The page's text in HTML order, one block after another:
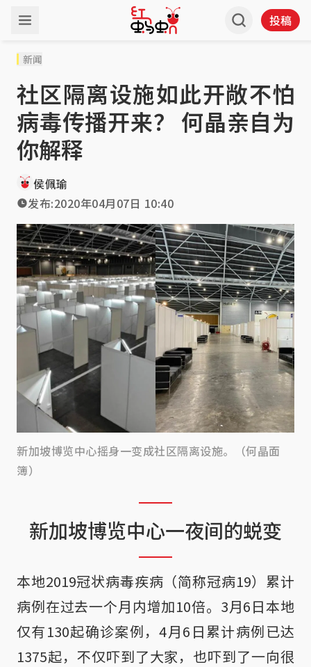
投稿
新闻
社区隔离设施如此开敞不怕
病毒传播开来？ 何晶亲自为
你解释
侯佩瑜
发布:2020年04月07日 10:40
新加坡博览中心摇身一变成社区隔离设施。（何晶面
簿）
新加坡博览中心一夜间的蜕变
本地2019冠状病毒疾病（简称冠病19）累计
病例在过去一个月内增加10倍。3月6日本地
仅有130起确诊案例，4月6日累计病例已达
1375起，不仅吓到了大家，也吓到了一向很